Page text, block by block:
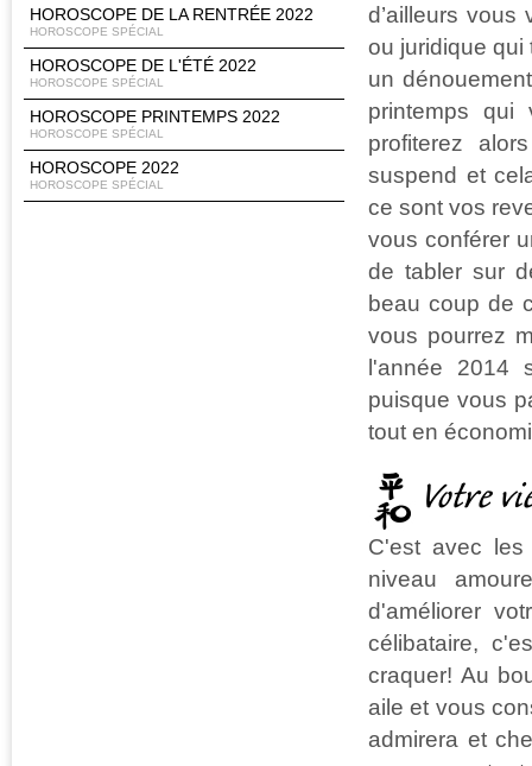
HOROSCOPE DE LA RENTRÉE 2022
HOROSCOPE SPÉCIAL
HOROSCOPE DE L'ÉTÉ 2022
HOROSCOPE SPÉCIAL
HOROSCOPE PRINTEMPS 2022
HOROSCOPE SPÉCIAL
HOROSCOPE 2022
HOROSCOPE SPÉCIAL
d’ailleurs vous
ou juridique qui
un
printemps qui
profiterez
suspend et
ce sont vos
vous conférer
de tabler sur
beau coup de
vous pourrez
l'année 2014
puisque vous
tout en
Votre
C'est avec
niveau
d'améliorer
célibataire,
craquer! Au
aile et vous
admirera et